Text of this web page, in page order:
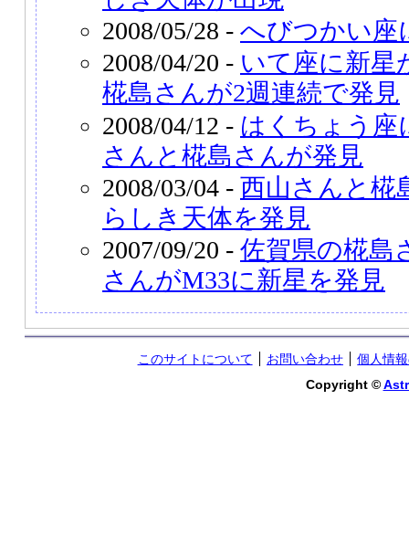
2008/05/28 - へびつかい座
2008/04/20 - いて座に新星
椛島さんが2週連続で発見
2008/04/12 - はくちょう座
さんと椛島さんが発見
2008/03/04 - 西山さんと椛
らしき天体を発見
2007/09/20 - 佐賀県の椛島
さんがM33に新星を発見
このサイトについて お問い合わせ
個人情
Copyright ©